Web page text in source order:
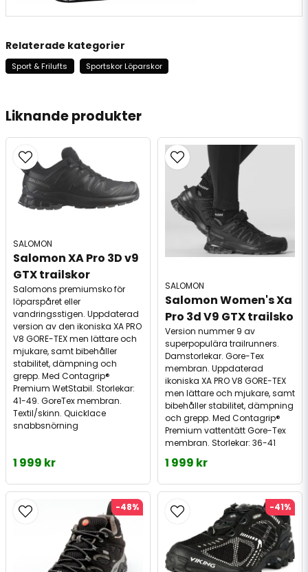
Liknande produkter
SALOMON
Salomon XA Pro 3D v9
GTX trailskor
Salomons premiumsko för
löparspåret eller
vandringsstigen. Uppdaterad
version av den ikoniska XA PRO
V8 GORE-TEX men lättare och
mjukare, samt bibehåller
stabilitet, dämpning och
grepp. Med Contagrip®
Premium WetStabil. Storlekar:
41-49. GoreTex membran.
Textil/skinn. Quicklace
snabbsnörning
1 999 kr
SALOMON
Salomon Women's Xa
Pro 3d V9 GTX trailsko
Version nummer 9 av
superpopulära trailrunners.
Damstorlekar. Gore-Tex
membran. Uppdaterad
ikoniska XA PRO V8 GORE-TEX
men lättare och mjukare, samt
bibehåller stabilitet, dämpning
och grepp. Med Contagrip®
Premium vattentätt Gore-Tex
membran. Storlekar: 36-41
1 999 kr
-48% -41%
Relaterade kategorier
Sport & Frilufts Sportskor Löparskor